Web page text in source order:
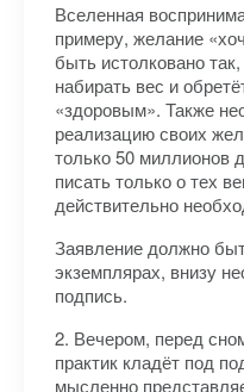
Вселенная
примеру, желание
быть истолковано
набирать вес и
«здоровым». Также
реализацию своих
только 50 миллионов
писать только о тех
действительно
Заявление должно
экземплярах, внизу
подпись.
2. Вечером, перед
практик кладёт под
мысленно